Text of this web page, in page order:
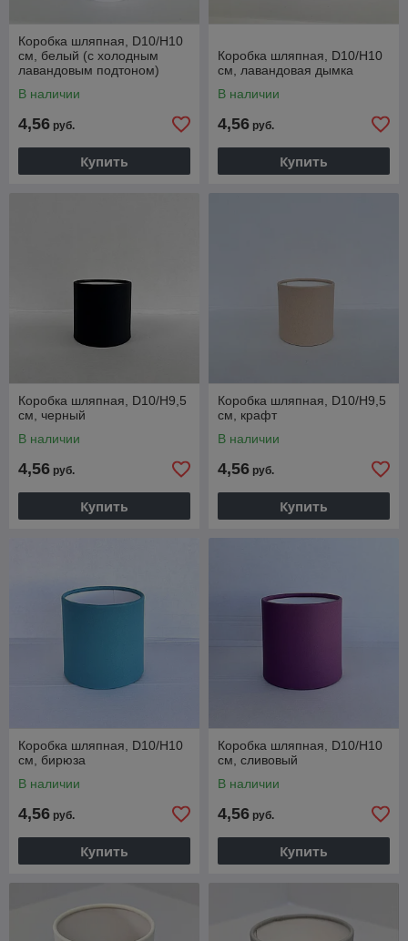
Коробка шляпная, D10/H10
см, белый (с холодным
лавандовым подтоном)
В наличии
4,56 руб.
Купить
Коробка шляпная, D10/H10
см, лавандовая дымка
В наличии
4,56 руб.
Купить
Коробка шляпная, D10/H9,5
см, черный
В наличии
4,56 руб.
Купить
Коробка шляпная, D10/H9,5
см, крафт
В наличии
4,56 руб.
Купить
Коробка шляпная, D10/H10
см, бирюза
В наличии
4,56 руб.
Купить
Коробка шляпная, D10/H10
см, сливовый
В наличии
4,56 руб.
Купить